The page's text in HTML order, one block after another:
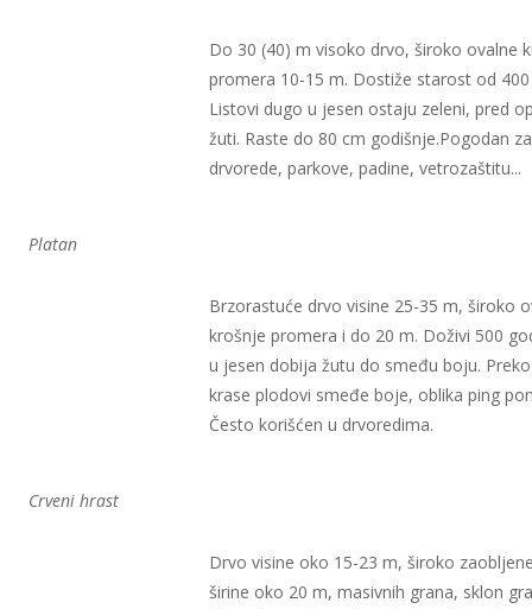
Do 30 (40) m visoko drvo, široko ovalne
promera 10-15 m. Dostiže starost od
Listovi dugo u jesen ostaju zeleni, pred
žuti. Raste do 80 cm godišnje.Pogodan za
drvorede, parkove, padine, vetrozaštitu...
Platan
Brzorastuće drvo visine 25-35 m, široko
krošnje promera i do 20 m. Doživi 500
u jesen dobija žutu do smeđu boju.
krase plodovi smeđe boje, oblika ping
Često korišćen u drvoredima.
Crveni hrast
Drvo visine oko 15-23 m, široko
širine oko 20 m, masivnih grana, sklon